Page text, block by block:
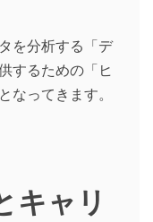
を分析する「デ
するための「ヒ
なってきます。
キャリ